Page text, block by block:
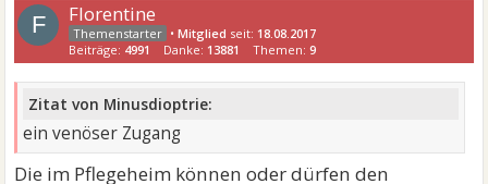
F Florentine
•Mitglied seit: 18.08.2017
Beiträge: 4991 Danke: 13881 Themen:9
Zitat von Minusdioptrie:
ein venöser Zugang
Die im Pflegeheim können oder dürfen den